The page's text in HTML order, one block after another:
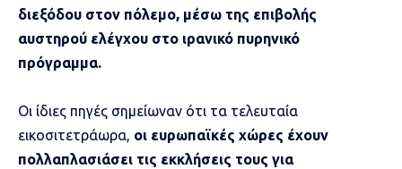
διεξόδου στον πόλεμο, μέσω της επιβολής
αυστηρού ελέγχου στο ιρανικό πυρηνικό
πρόγραμμα.
Οι ίδιες πηγές σημείωναν ότι τα τελευταία
εικοσιτετράωρα, οι ευρωπαϊκές χώρες έχουν
πολλαπλασιάσει τις εκκλήσεις τους για